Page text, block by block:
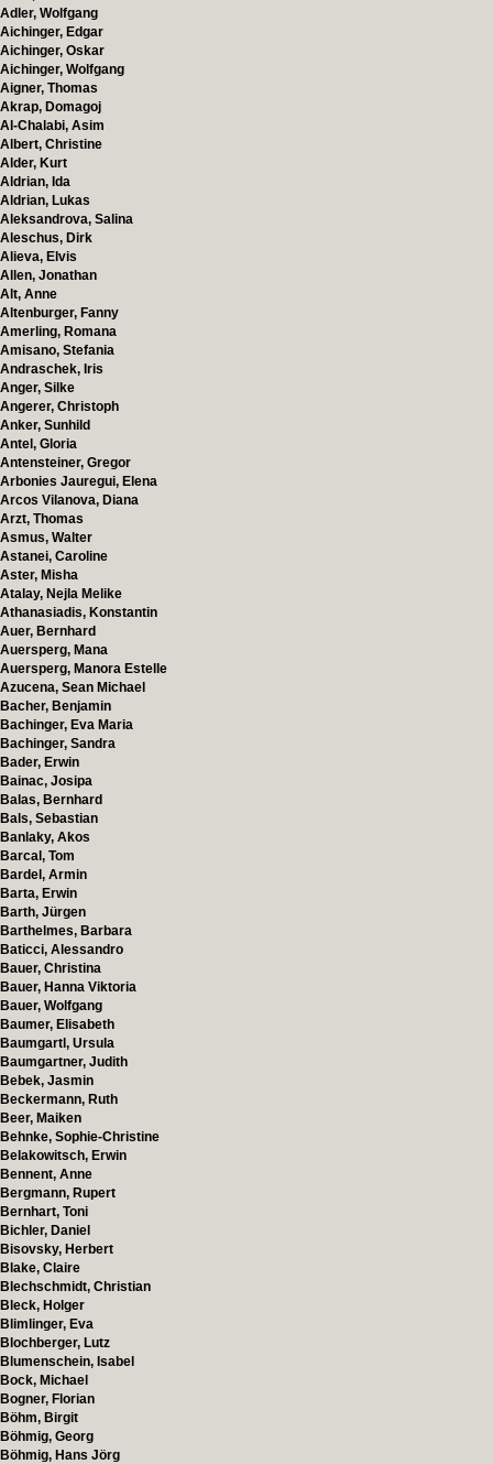
Adler, Wolfgang
Aichinger, Edgar
Aichinger, Oskar
Aichinger, Wolfgang
Aigner, Thomas
Akrap, Domagoj
Al-Chalabi, Asim
Albert, Christine
Alder, Kurt
Aldrian, Ida
Aldrian, Lukas
Aleksandrova, Salina
Aleschus, Dirk
Alieva, Elvis
Allen, Jonathan
Alt, Anne
Altenburger, Fanny
Amerling, Romana
Amisano, Stefania
Andraschek, Iris
Anger, Silke
Angerer, Christoph
Anker, Sunhild
Antel, Gloria
Antensteiner, Gregor
Arbonies Jauregui, Elena
Arcos Vilanova, Diana
Arzt, Thomas
Asmus, Walter
Astanei, Caroline
Aster, Misha
Atalay, Nejla Melike
Athanasiadis, Konstantin
Auer, Bernhard
Auersperg, Mana
Auersperg, Manora Estelle
Azucena, Sean Michael
Bacher, Benjamin
Bachinger, Eva Maria
Bachinger, Sandra
Bader, Erwin
Bainac, Josipa
Balas, Bernhard
Bals, Sebastian
Banlaky, Akos
Barcal, Tom
Bardel, Armin
Barta, Erwin
Barth, Jürgen
Barthelmes, Barbara
Baticci, Alessandro
Bauer, Christina
Bauer, Hanna Viktoria
Bauer, Wolfgang
Baumer, Elisabeth
Baumgartl, Ursula
Baumgartner, Judith
Bebek, Jasmin
Beckermann, Ruth
Beer, Maiken
Behnke, Sophie-Christine
Belakowitsch, Erwin
Bennent, Anne
Bergmann, Rupert
Bernhart, Toni
Bichler, Daniel
Bisovsky, Herbert
Blake, Claire
Blechschmidt, Christian
Bleck, Holger
Blimlinger, Eva
Blochberger, Lutz
Blumenschein, Isabel
Bock, Michael
Bogner, Florian
Böhm, Birgit
Böhmig, Georg
Böhmig, Hans Jörg